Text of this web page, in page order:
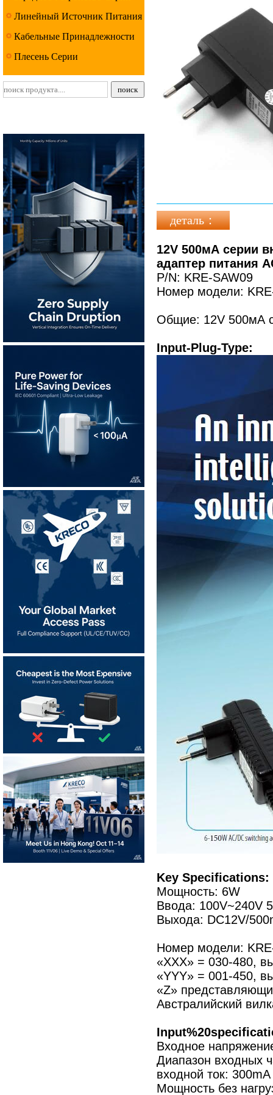
Линейный Источник Питания
Серии
Кабельные Принадлежности
Серии
Плесень Серии
деталь：
12V 500мА серии
адаптер питания
P/N: KRE-SAW09
Номер модели:
Общие: 12V 500мА
Input-Plug-Type:
Key Specifications:
Мощность: 6W
Ввода: 100V~240V
Выхода: DC12V/
Номер модели:
«XXX» = 030-480,
«YYY» = 001-450,
«Z»
Австралийский
Входное
Диапазон входных
входной ток:
Мощность без